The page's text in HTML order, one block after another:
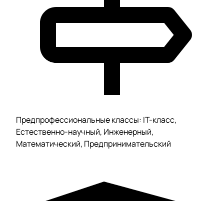
Предпрофессиональные классы: IT-класс,
Естественно-научный, Инженерный,
Математический, Предпринимательский